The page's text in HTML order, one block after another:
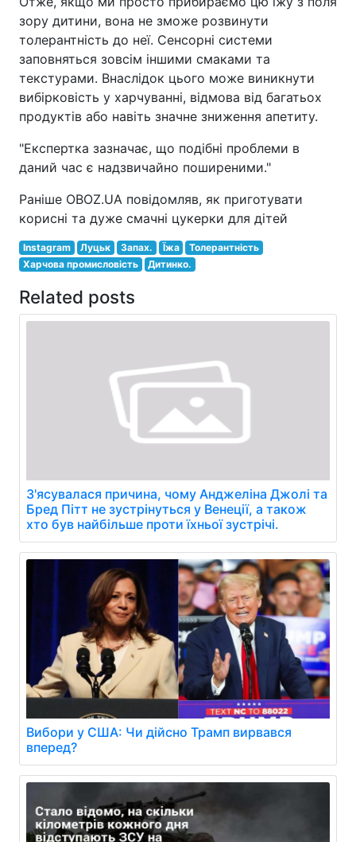
зору дитини, вона не зможе розвинути
толерантність до неї. Сенсорні системи
заповняться зовсім іншими смаками та
текстурами. Внаслідок цього може виникнути
вибірковість у харчуванні, відмова від багатьох
продуктів або навіть значне зниження апетиту.
"Експертка зазначає, що подібні проблеми в
даний час є надзвичайно поширеними."
Раніше OBOZ.UA повідомляв, як приготувати
корисні та дуже смачні цукерки для дітей
Instagram Луцьк Запах. Їжа
Толерантність
Харчова промисловість
Дитинко.
Related posts
З'ясувалася причина, чому Анджеліна Джолі та
Бред Пітт не зустрінуться у Венеції, а також
хто був найбільше проти їхньої зустрічі.
Вибори у США: Чи дійсно Трамп вирвався
вперед?